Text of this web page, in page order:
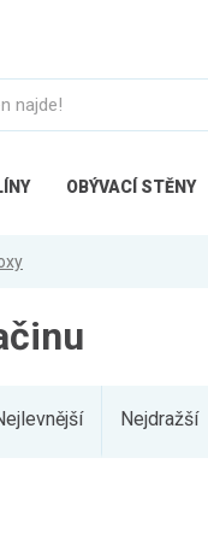
OBÝVACÍ STĚNY
Nejdražší